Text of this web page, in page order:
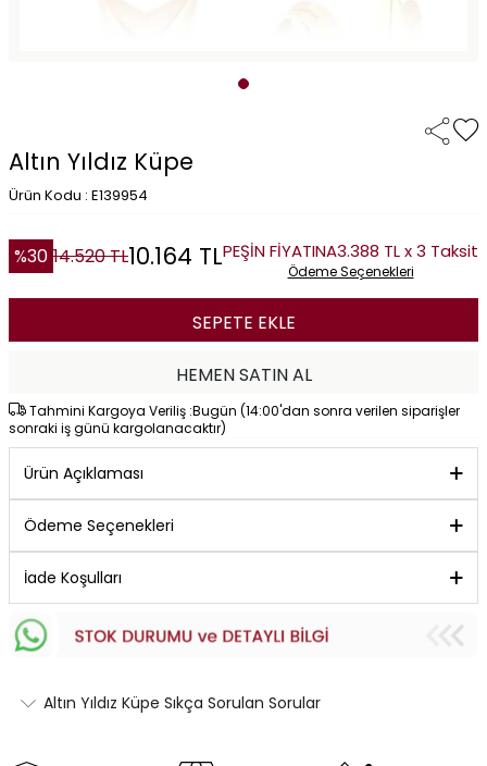
Altın Yıldız Küpe
Ürün Kodu : E139954
%30 14.520TL10.164 TLPEŞİN FİYATINA3.388 TL x 3 Taksit
Ödeme Seçenekleri
SEPETE EKLE
HEMEN SATIN AL
Tahmini Kargoya Veriliş :Bugün (14:00'dan sonra verilen siparişler
sonraki iş günü kargolanacaktır)
Ürün Açıklaması
Ödeme Seçenekleri
İade Koşulları
Altın Yıldız Küpe Sıkça Sorulan Sorular